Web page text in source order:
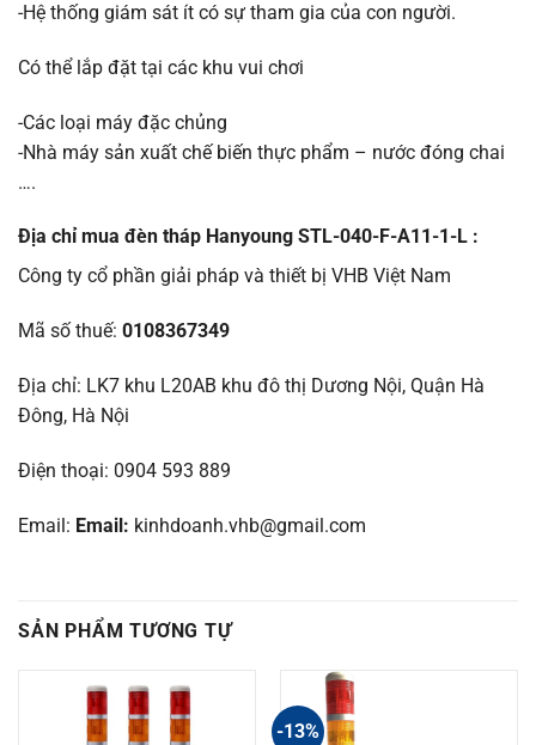
-Hệ thống giám sát ít có sự tham gia của con người.
Có thể lắp đặt tại các khu vui chơi
-Các loại máy đặc chủng
-Nhà máy sản xuất chế biến thực phẩm – nước đóng chai
….
Địa chỉ mua đèn tháp Hanyoung STL-040-F-A11-1-L :
Công ty cổ phần giải pháp và thiết bị VHB Việt Nam
Mã số thuế: 0108367349
Địa chỉ: LK7 khu L20AB khu đô thị Dương Nội, Quận Hà
Đông, Hà Nội
Điện thoại: 0904 593 889
Email: Email: kinhdoanh.vhb@gmail.com
SẢN PHẨM TƯƠNG TỰ
-13%